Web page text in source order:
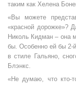
таким как Хелена
«Вы можете
«красной дорожке»?
Николь Кидман – она
бы. Особенно ей бы 2-
в стиле Гальяно,
Блэнкс.
«Не думаю, что кто-